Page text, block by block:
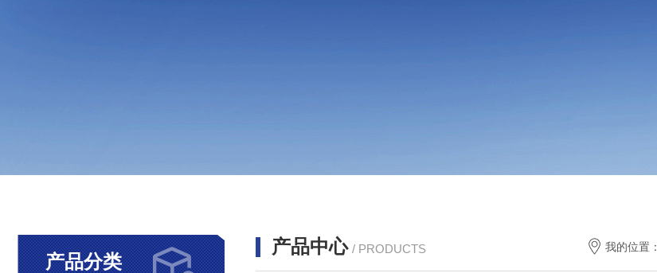
产品分类
产品中心 / PRODUCTS 我的位置：